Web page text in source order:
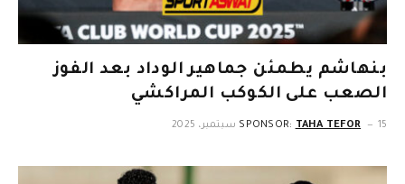
بنهاشم يطمئن جماهير الوداد بعد الفوز
الصعب على الكوكب المراكشي
SPONSOR: TAHA TEFOR 15 سبتمبر، 2025